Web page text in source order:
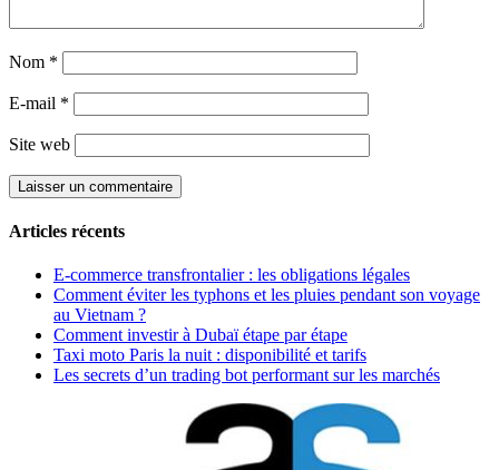
Nom *
E-mail *
Site web
Articles récents
E-commerce transfrontalier : les obligations légales
Comment éviter les typhons et les pluies pendant son voyage
au Vietnam ?
Comment investir à Dubaï étape par étape
Taxi moto Paris la nuit : disponibilité et tarifs
Les secrets d’un trading bot performant sur les marchés